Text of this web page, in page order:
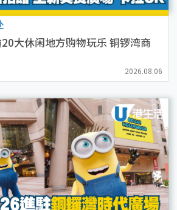
大休闲地方购物玩乐 铜锣湾商
2026.08.06